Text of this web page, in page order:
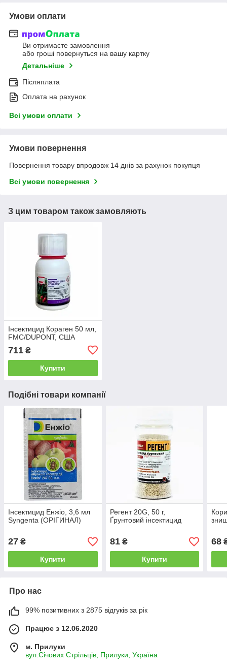
Умови оплати
Ви отримаєте замовлення
або гроші повернуться на вашу картку
Детальніше
Післяплата
Оплата на рахунок
Всі умови оплати
Умови повернення
Повернення товару впродовж 14 днів за рахунок покупця
Всі умови повернення
З цим товаром також замовляють
Інсектицид Кораген 50 мл,
FMC/DUPONT, США
711 ₴
Купити
Подібні товари компанії
Інсектицид Енжіо, 3,6 мл
Syngenta (ОРІГИНАЛ)
27 ₴
Купити
Регент 20G, 50 г,
Ґрунтовий інсектицид
81₴
Купити
68
Про нас
99% позитивних з 2875 відгуків за рік
Працює з 12.06.2020
м. Прилуки
вул.Січових Стрільців, Прилуки, Україна